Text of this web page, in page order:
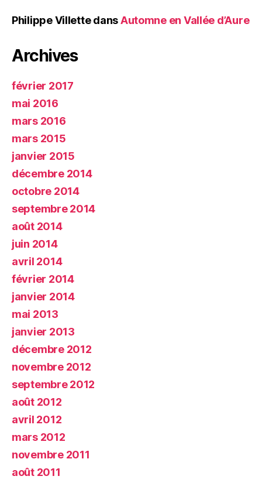
Philippe VillettedansAutomne en Vallée d’Aure
Archives
février 2017
mai 2016
mars 2016
mars 2015
janvier 2015
décembre 2014
octobre 2014
septembre 2014
août 2014
juin 2014
avril 2014
février 2014
janvier 2014
mai 2013
janvier 2013
décembre 2012
novembre 2012
septembre 2012
août 2012
avril 2012
mars 2012
novembre 2011
août 2011